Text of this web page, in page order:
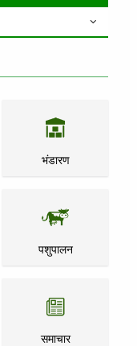
भंडारण
पशुपालन
समाचार